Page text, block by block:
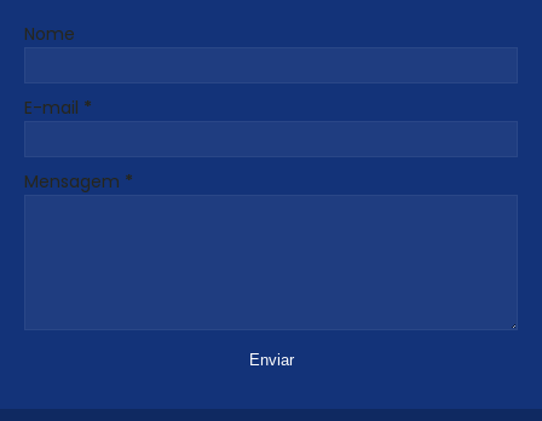
Nome
E-mail *
Mensagem *